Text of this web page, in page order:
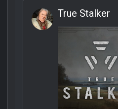
True Stalker